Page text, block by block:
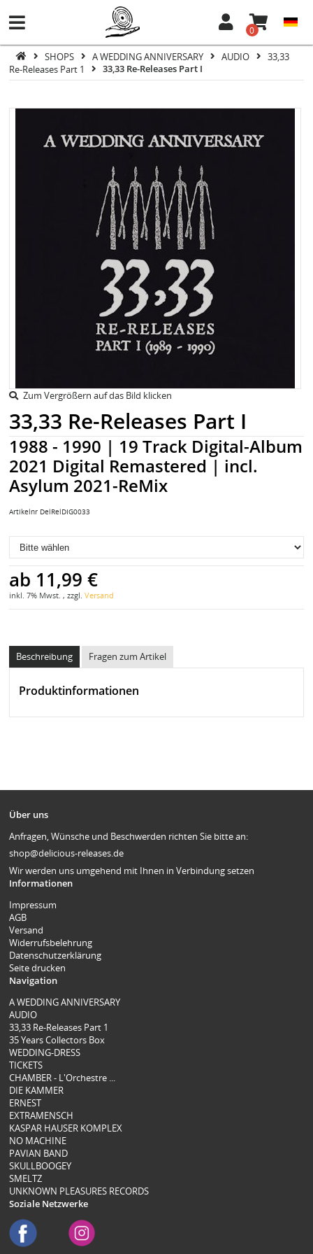
0
SHOPS A WEDDING ANNIVERSARY AUDIO
33,33
Re-Releases Part 1
33,33 Re-Releases Part I
Zum Vergrößern auf das Bild klicken
33,33 Re-Releases Part I
1988 - 1990 | 19 Track Digital-Album
2021 Digital Remastered | incl.
Asylum 2021-ReMix
Artikelnr DelRelDIG0033
ab 11,99 €
inkl. 7% Mwst. , zzgl. Versand
Beschreibung Fragen zum Artikel
Produktinformationen
Über uns
Anfragen, Wünsche und Beschwerden richten Sie bitte an:
shop@delicious-releases.de
Wir werden uns umgehend mit Ihnen in Verbindung setzen
Informationen
Impressum
AGB
Versand
Widerrufsbelehrung
Datenschutzerklärung
Seite drucken
Navigation
A WEDDING ANNIVERSARY
AUDIO
33,33 Re-Releases Part 1
35 Years Collectors Box
WEDDING-DRESS
TICKETS
CHAMBER - L'Orchestre ...
DIE KAMMER
ERNEST
EXTRAMENSCH
KASPAR HAUSER KOMPLEX
NO MACHINE
PAVIAN BAND
SKULLBOOGEY
SMELTZ
UNKNOWN PLEASURES RECORDS
Soziale Netzwerke